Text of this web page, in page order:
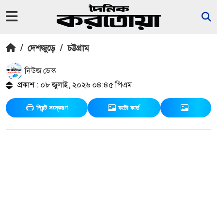
/ দেশজুড়ে / চট্টগ্রাম
নিউজ ডেস্ক
প্রকাশ : ০৮ জুলাই, ২০২৬ ০৪:৪৫ পিএম
প্রিন্ট সংস্করণ ফটো কার্ড